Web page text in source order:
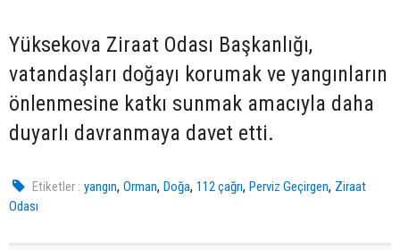
Yüksekova Ziraat Odası Başkanlığı,
vatandaşları doğayı korumak ve yangınların
önlenmesine katkı sunmak amacıyla daha
duyarlı davranmaya davet etti.
Etiketler : yangın,Orman,Doğa,112 çağrı,Perviz Geçirgen, Ziraat
Odası